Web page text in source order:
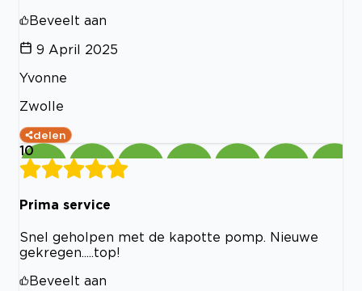
Beveelt aan
9 April 2025
Yvonne
Zwolle
delen
10
Prima service
Snel geholpen met de kapotte pomp. Nieuwe
gekregen.....top!
Beveelt aan